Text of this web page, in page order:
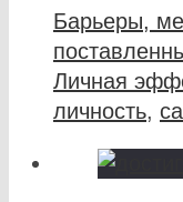
Барьеры,
Личная
личность,